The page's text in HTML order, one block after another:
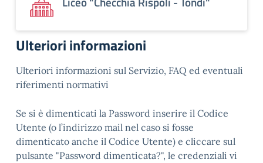
Ulteriori informazioni
Ulteriori informazioni sul Servizio, FAQ ed eventuali
riferimenti normativi
Se si è dimenticati la Password inserire il Codice
Utente (o l’indirizzo mail nel caso si fosse
dimenticato anche il Codice Utente) e cliccare sul
pulsante "Password dimenticata?", le credenziali vi